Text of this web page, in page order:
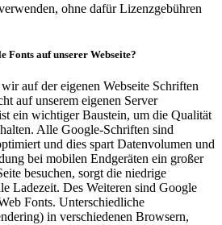
ohne dafür Lizenzgebühren
Fonts auf unserer Webseite?
auf der eigenen Webseite Schriften
auf unserem eigenen Server
ein wichtiger Baustein, um die Qualität
Alle Google-Schriften sind
und dies spart Datenvolumen und
bei mobilen Endgeräten ein großer
besuchen, sorgt die niedrige
Ladezeit. Des Weiteren sind Google
Fonts. Unterschiedliche
in verschiedenen Browsern,